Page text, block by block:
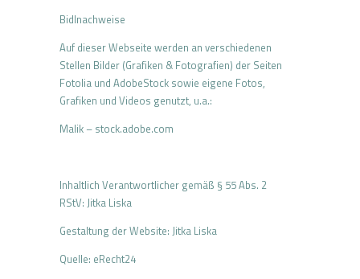
Bidlnachweise
Auf dieser Webseite werden an verschiedenen
Stellen Bilder (Grafiken & Fotografien) der Seiten
Fotolia und AdobeStock sowie eigene Fotos,
Grafiken und Videos genutzt, u.a.:
Malik – stock.adobe.com
Inhaltlich Verantwortlicher gemäß § 55 Abs. 2
RStV: Jitka Liska
Gestaltung der Website: Jitka Liska
Quelle: eRecht24